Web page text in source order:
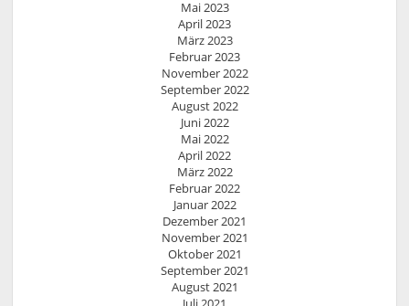
Mai 2023
April 2023
März 2023
Februar 2023
November 2022
September 2022
August 2022
Juni 2022
Mai 2022
April 2022
März 2022
Februar 2022
Januar 2022
Dezember 2021
November 2021
Oktober 2021
September 2021
August 2021